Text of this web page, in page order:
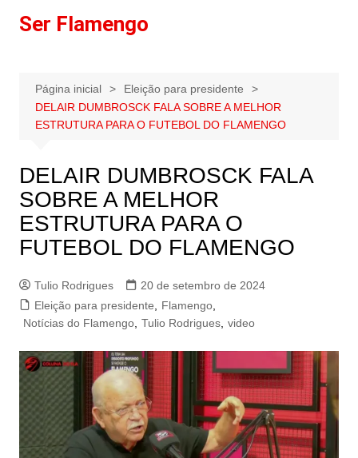
paraSer Flamengo
Página inicial
Eleição para presidente
DELAIR DUMBROSCK FALA SOBRE A MELHOR
ESTRUTURA PARA O FUTEBOL DO FLAMENGO
DELAIR DUMBROSCK FALA
SOBRE A MELHOR
ESTRUTURA PARA O
FUTEBOL DO FLAMENGO
Tulio Rodrigues
20 de setembro de 2024
Eleição para presidente
Flamengo,
Notícias do Flamengo, Tulio Rodrigues, video